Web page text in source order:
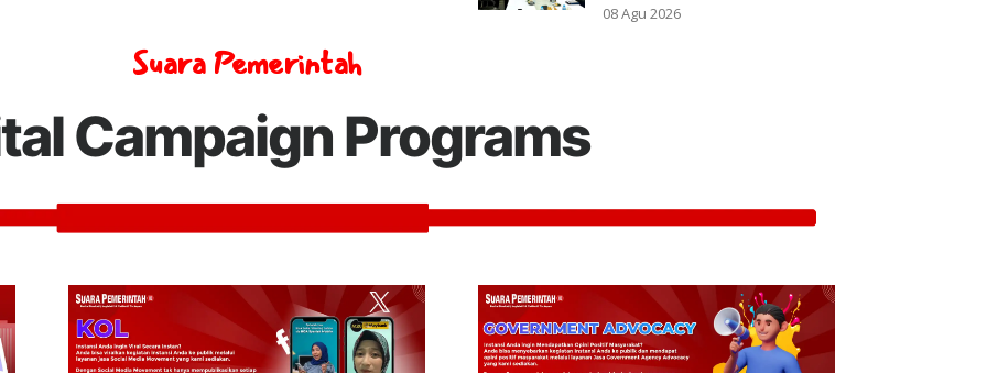
08 Agu 2026
Suara Pemerintah
Campaign Programs